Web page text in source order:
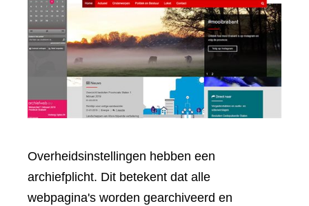
Overheidsinstellingen hebben een
archiefplicht. Dit betekent dat alle
webpagina's worden gearchiveerd en